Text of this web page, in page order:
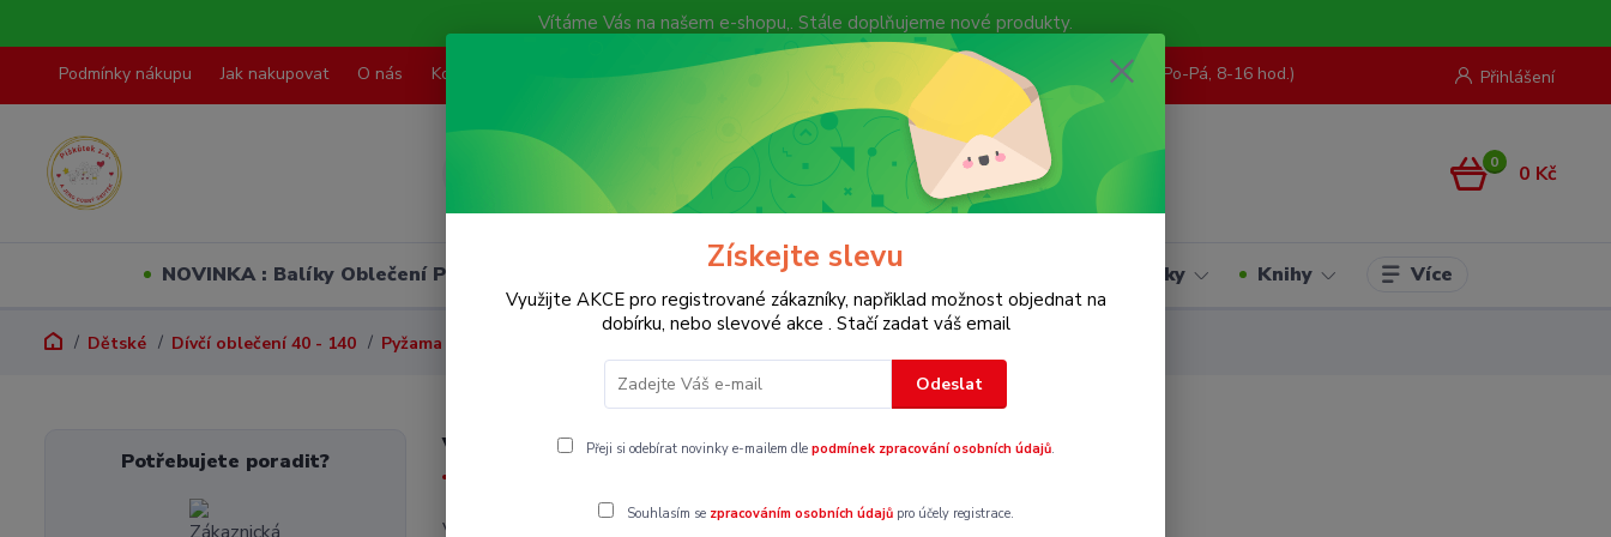
Vítáme Vás na našem e-shopu,. Stále doplňujeme nové produkty.
Podmínky nákupu Jak nakupovat O nás Kontakty Přihlášení
Hledat
Nevíte si rady? Zavolejte. + 420 773 967 062 (Po-Pá, 8-16 hod.)
0 0 Kč
NOVINKA : Balíky Oblečení PO VELIKOSTECH Dětské Dámské Hračky Knihy Více
Dětské Dívčí oblečení 40 - 140 Pyžama
Vel. 98
V této kategorii nebylo nalezeno žádné zboží.
Potřebujete poradit?
Získejte slevu
Využijte AKCE pro registrované zákazníky, napřiklad možnost objednat na
dobírku, nebo slevové akce . Stačí zadat váš email
Odeslat
Přeji si odebírat novinky e-mailem dle podmínek zpracování osobních údajů.
Souhlasím se zpracováním osobních údajůpro účely registrace.